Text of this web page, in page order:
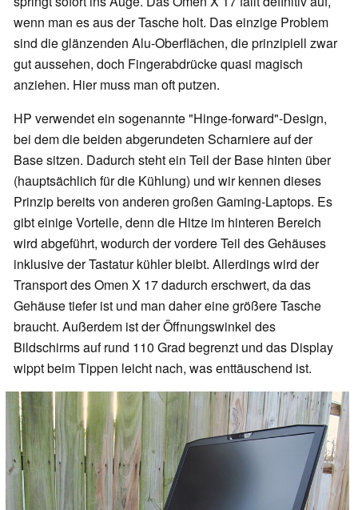
wenn man es aus der Tasche holt. Das einzige Problem
sind die glänzenden Alu-Oberflächen, die prinzipiell zwar
gut aussehen, doch Fingerabdrücke quasi magisch
anziehen. Hier muss man oft putzen.
HP verwendet ein sogenannte "Hinge-forward"-Design,
bei dem die beiden abgerundeten Scharniere auf der
Base sitzen. Dadurch steht ein Teil der Base hinten über
(hauptsächlich für die Kühlung) und wir kennen dieses
Prinzip bereits von anderen großen Gaming-Laptops. Es
gibt einige Vorteile, denn die Hitze im hinteren Bereich
wird abgeführt, wodurch der vordere Teil des Gehäuses
inklusive der Tastatur kühler bleibt. Allerdings wird der
Transport des Omen X 17 dadurch erschwert, da das
Gehäuse tiefer ist und man daher eine größere Tasche
braucht. Außerdem ist der Öffnungswinkel des
Bildschirms auf rund 110 Grad begrenzt und das Display
wippt beim Tippen leicht nach, was enttäuschend ist.